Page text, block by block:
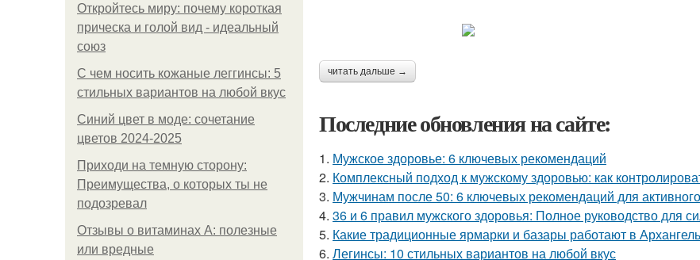
Откройтесь миру: почему короткая
прическа и голой вид - идеальный
союз
С чем носить кожаные леггинсы: 5
стильных вариантов на любой вкус
Синий цвет в моде: сочетание
цветов 2024-2025
Приходи на темную сторону:
Преимущества, о которых ты не
подозревал
Отзывы о витаминах А: полезные
или вредные
читать дальше →
Последние обновления на сайте:
1. Мужское здоровье: 6 ключевых рекомендаций
2. Комплексный подход к мужскому здоровью: как
3. Мужчинам после 50: 6 ключевых рекомендаций для
4. 36 и 6 правил мужского здоровья: Полное руководство для
5. Какие традиционные ярмарки и базары работают в
6. Легинсы: 10 стильных вариантов на любой вкус